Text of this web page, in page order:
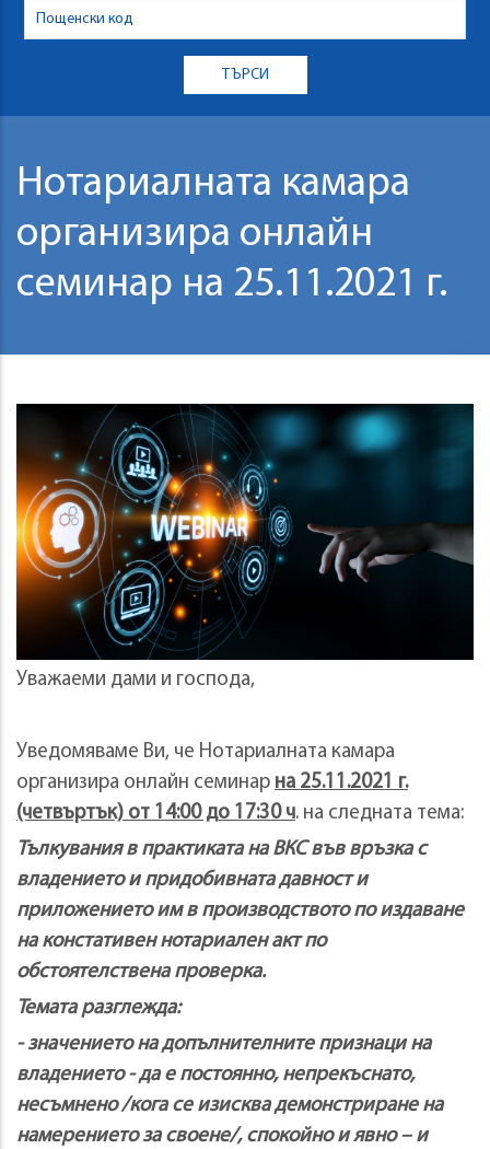
Нотариалната камара
организира онлайн
семинар на 25.11.2021 г.
Уважаеми дами и господа,
Уведомяваме Ви, че Нотариалната камара
организира онлайн семинар на 25.11.2021 г.
(четвъртък) от 14:00 до 17:30 ч. на следната тема:
Тълкувания в практиката на ВКС във връзка с
владението и придобивната давност и
приложението им в производството по издаване
на констативен нотариален акт по
обстоятелствена проверка.
Темата разглежда:
- значението на допълнителните признаци на
владението - да е постоянно, непрекъснато,
несъмнено /кога се изисква демонстриране на
намерението за своене/, спокойно и явно – и